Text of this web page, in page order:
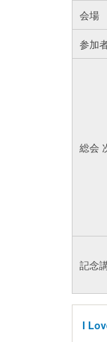
会場
参加
総会
記念
I